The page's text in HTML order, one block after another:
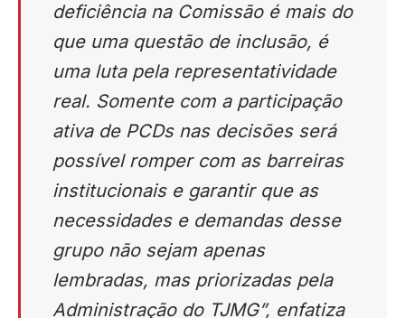
deficiência na Comissão é mais do
que uma questão de inclusão, é
uma luta pela representatividade
real. Somente com a participação
ativa de PCDs nas decisões será
possível romper com as barreiras
institucionais e garantir que as
necessidades e demandas desse
grupo não sejam apenas
lembradas, mas priorizadas pela
Administração do TJMG”, enfatiza